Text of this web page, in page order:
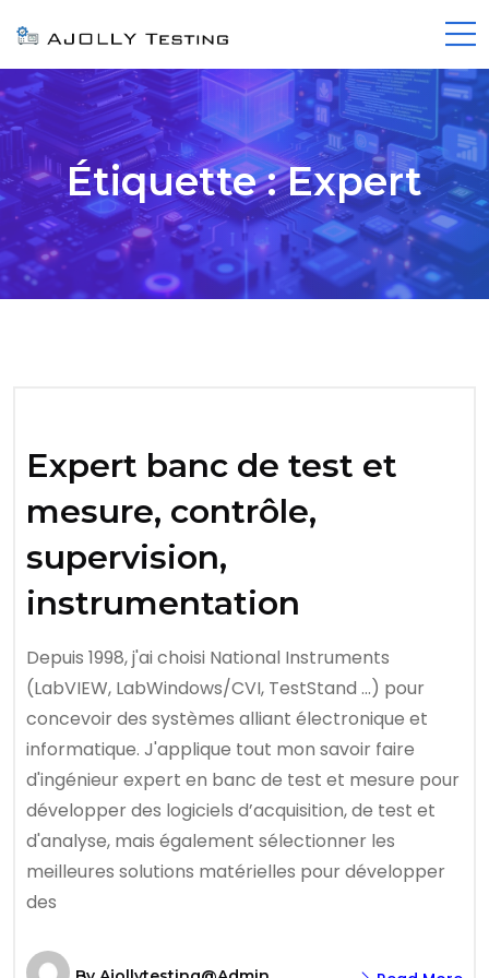
Étiquette :Expert
Expert banc de test et
mesure, contrôle,
supervision,
instrumentation
Depuis 1998, j'ai choisi National Instruments
(LabVIEW, LabWindows/CVI, TestStand ...) pour
concevoir des systèmes alliant électronique et
informatique. J'applique tout mon savoir faire
d'ingénieur expert en banc de test et mesure pour
développer des logiciels d’acquisition, de test et
d'analyse, mais également sélectionner les
meilleures solutions matérielles pour développer
des